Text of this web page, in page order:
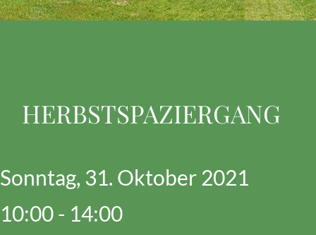
HERBSTSPAZIERGANG
Sonntag, 31. Oktober 2021
10:00 - 14:00